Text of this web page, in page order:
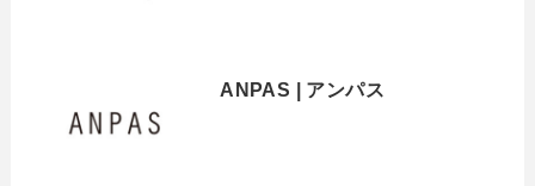
ANPAS | アンパス